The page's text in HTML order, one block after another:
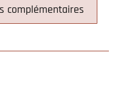
complémentaires